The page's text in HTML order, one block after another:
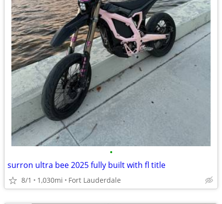
•
surron ultra bee 2025 fully built with fl title
8/1 1,030mi Fort Lauderdale